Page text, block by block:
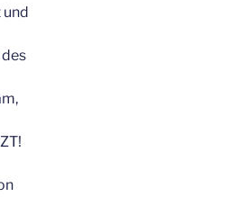
und